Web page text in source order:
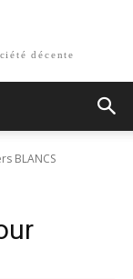
décente
BLANCS